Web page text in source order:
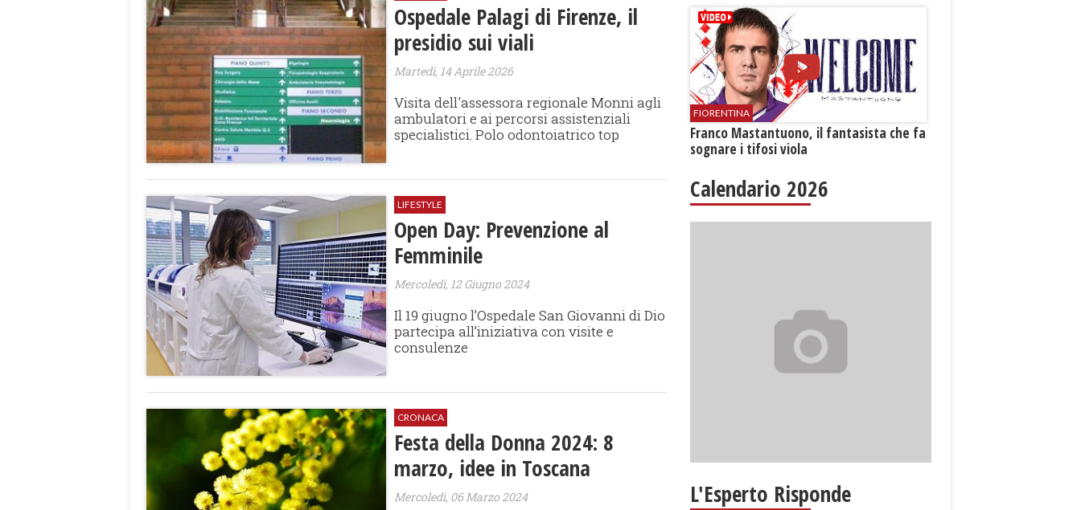
Ospedale Palagi di Firenze, il
presidio sui viali
Martedì, 14 Aprile 2026
Visita dell'assessora regionale Monni agli
ambulatori e ai percorsi assistenziali
specialistici. Polo odontoiatrico top
LIFESTYLE
Open Day: Prevenzione al
Femminile
Mercoledì, 12 Giugno 2024
Il 19 giugno l’Ospedale San Giovanni di Dio
partecipa all’iniziativa con visite e
consulenze
CRONACA
Festa della Donna 2024: 8
marzo, idee in Toscana
Mercoledì, 06 Marzo 2024
FIORENTINA
Franco Mastantuono, il fantasista che fa
sognare i tifosi viola
Calendario 2026
L'Esperto Risponde